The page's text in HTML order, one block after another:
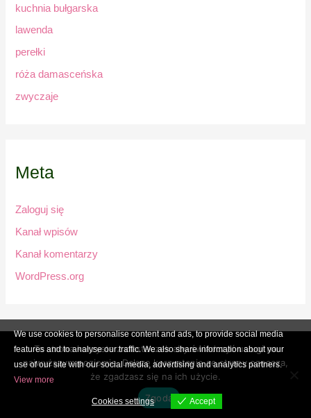
kuchnia bułgarska
lawenda
perełki
róża damasceńska
zwyczaje
Meta
Zaloguj się
Kanał wpisów
Kanał komentarzy
WordPress.org
Copyright © 2026 rozamorbulgaria.com | Powered by
WordPress Theme
We use cookies to personalise content and ads, to provide social media
features and to analyse our traffic. We also share information about your
use of our site with our social media, advertising and analytics partners.
View more
Cookies settings Accept
Ta strona korzysta z ciasteczek aby świadczyć usługi na
najwyższym poziomie. Dalsze korzystanie ze strony oznacza,
że zgadzasz się na ich użycie.
Zgoda